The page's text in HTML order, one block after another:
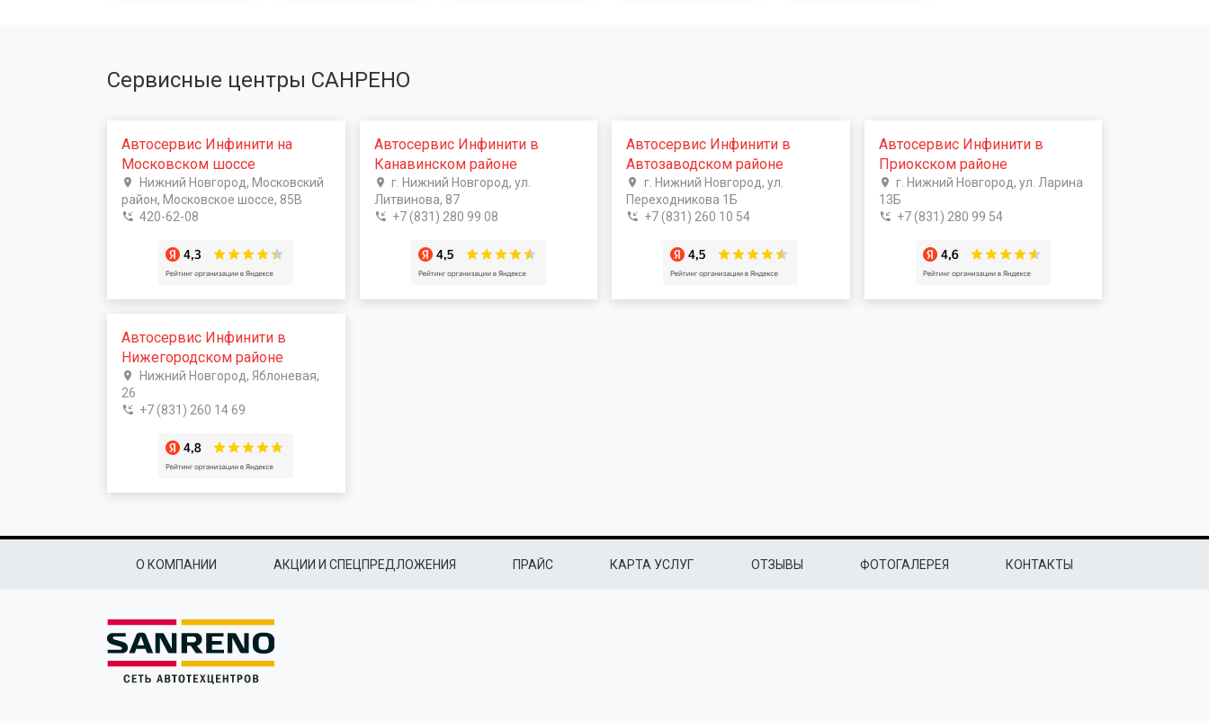
Сервисные центры САНРЕНО
Автосервис Инфинити на
Московском шоссе
Нижний Новгород, Московский
район, Московское шоссе, 85В
420-62-08
Автосервис Инфинити в
Канавинском районе
г. Нижний Новгород, ул.
Литвинова, 87
+7 (831) 280 99 08
Автосервис Инфинити в
Автозаводском районе
г. Нижний Новгород, ул.
Переходникова 1Б
+7 (831) 260 10 54
Автосервис Инфинити в
Приокском районе
г. Нижний Новгород, ул. Ларина
13Б
+7 (831) 280 99 54
Автосервис Инфинити в
Нижегородском районе
Нижний Новгород, Яблоневая,
26
+7 (831) 260 14 69
О КОМПАНИИ АКЦИИ И СПЕЦПРЕДЛОЖЕНИЯ ПРАЙС КАРТА УСЛУГ ОТЗЫВЫ ФОТОГАЛЕРЕЯ КОНТАКТЫ